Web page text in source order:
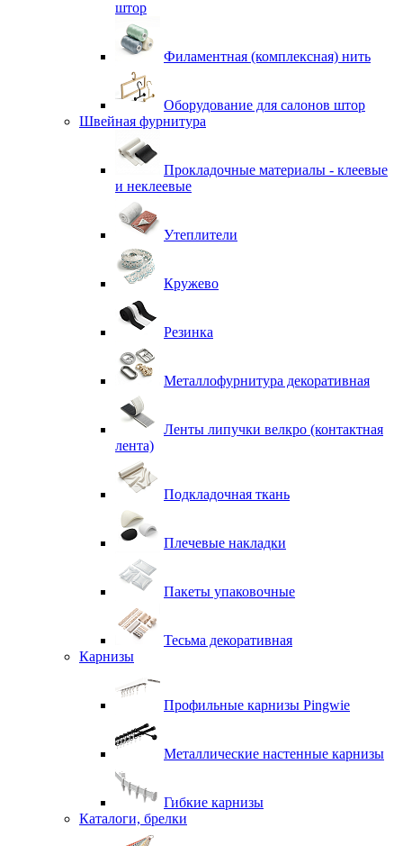
штор
Филаментная (комплексная) нить
Оборудование для салонов штор
Швейная фурнитура
Прокладочные материалы - клеевые
и неклеевые
Утеплители
Кружево
Резинка
Металлофурнитура декоративная
Ленты липучки велкро (контактная
лента)
Подкладочная ткань
Плечевые накладки
Пакеты упаковочные
Тесьма декоративная
Карнизы
Профильные карнизы Pingwie
Металлические настенные карнизы
Гибкие карнизы
Каталоги, брелки